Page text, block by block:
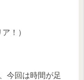
！）
今回は時間が足